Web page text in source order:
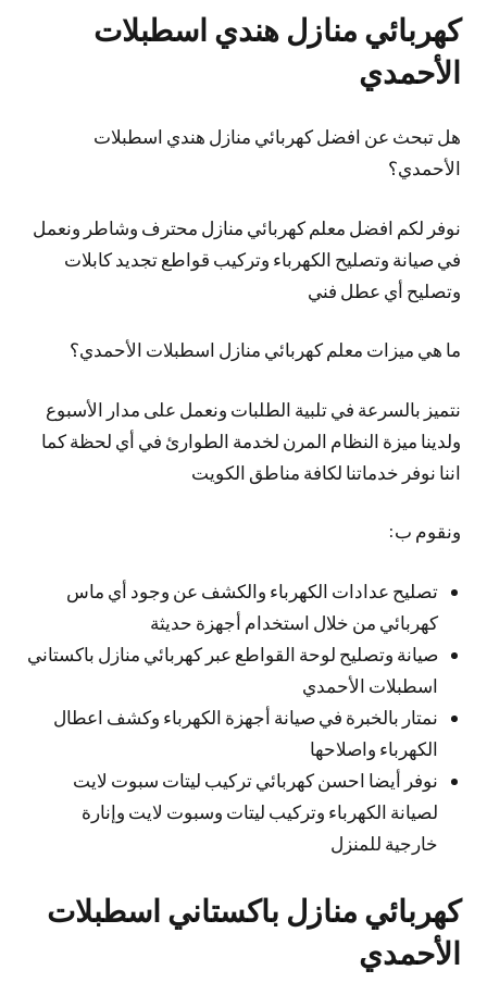
كهربائي منازل هندي اسطبلات
الأحمدي
هل تبحث عن افضل كهربائي منازل هندي اسطبلات
الأحمدي؟
نوفر لكم افضل معلم كهربائي منازل محترف وشاطر ونعمل
في صيانة وتصليح الكهرباء وتركيب قواطع تجديد كابلات
وتصليح أي عطل فني
ما هي ميزات معلم كهربائي منازل اسطبلات الأحمدي؟
نتميز بالسرعة في تلبية الطلبات ونعمل على مدار الأسبوع
ولدينا ميزة النظام المرن لخدمة الطوارئ في أي لحظة كما
اننا نوفر خدماتنا لكافة مناطق الكويت
ونقوم ب:
تصليح عدادات الكهرباء والكشف عن وجود أي ماس
كهربائي من خلال استخدام أجهزة حديثة
صيانة وتصليح لوحة القواطع عبر كهربائي منازل باكستاني
اسطبلات الأحمدي
نمتار بالخبرة في صيانة أجهزة الكهرباء وكشف اعطال
الكهرباء واصلاحها
نوفر أيضا احسن كهربائي تركيب ليتات سبوت لايت
لصيانة الكهرباء وتركيب ليتات وسبوت لايت وإنارة
خارجية للمنزل
كهربائي منازل باكستاني اسطبلات
الأحمدي